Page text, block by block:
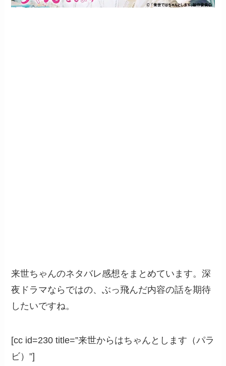
来世ちゃんのネタバレ感想をまとめています。深
夜ドラマならではの、ぶっ飛んだ内容の話を期待
したいですね。
[cc id=230 title=”来世からはちゃんとします（パラ
ビ）”]